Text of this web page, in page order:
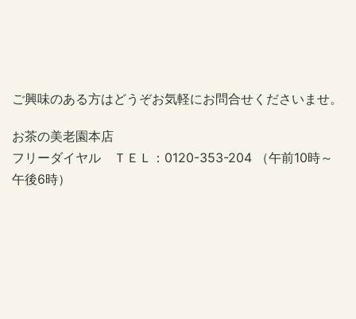
ご興味のある方はどうぞお気軽にお問合せくださいませ。
お茶の美老園本店
フリーダイヤル ＴＥＬ：0120-353-204 （午前10時～
午後6時）